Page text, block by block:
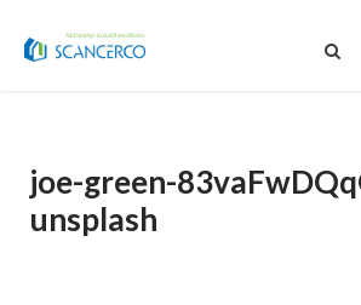
joe-green-
unsplash